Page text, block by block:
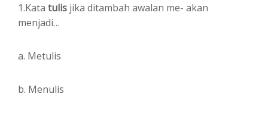
1.Kata tulis jika ditambah awalan me- akan
menjadi…
a. Metulis
b. Menulis